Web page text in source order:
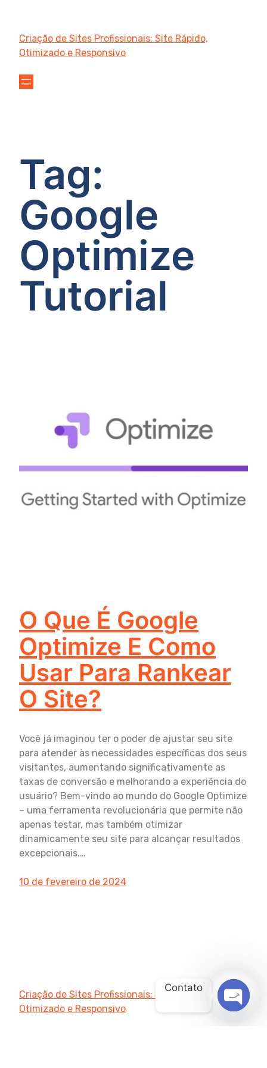
Criação de Sites Profissionais: Site Rápido,
Otimizado e Responsivo
Tag:
Google
Optimize
Tutorial
O Que É Google
Optimize E Como
Usar Para Rankear
O Site?
Você já imaginou ter o poder de ajustar seu site
para atender às necessidades específicas dos seus
visitantes, aumentando significativamente as
taxas de conversão e melhorando a experiência do
usuário? Bem-vindo ao mundo do Google Optimize
– uma ferramenta revolucionária que permite não
apenas testar, mas também otimizar
dinamicamente seu site para alcançar resultados
excepcionais.…
10 de fevereiro de 2024
Criação de Sites Profissionais: Site Rápido,
Otimizado e Responsivo
Contato